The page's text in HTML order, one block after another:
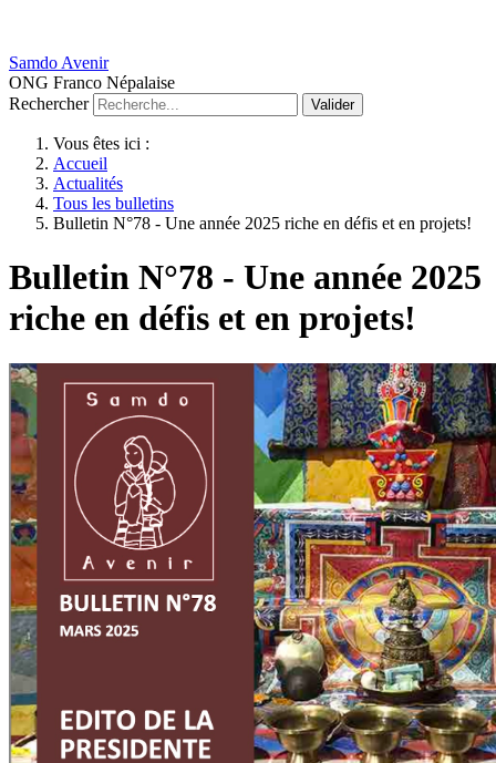
Samdo Avenir
ONG Franco Népalaise
Rechercher
Valider
Vous êtes ici :
Accueil
Actualités
Tous les bulletins
Bulletin N°78 - Une année 2025 riche en défis et en projets!
Bulletin N°78 - Une année 2025
riche en défis et en projets!